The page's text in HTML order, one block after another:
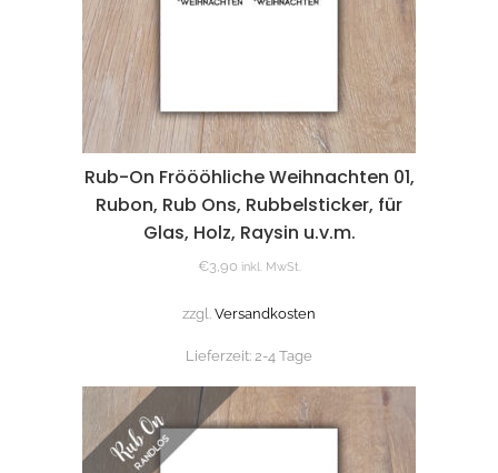
Rub-On Fröööhliche Weihnachten 01,
Rubon, Rub Ons, Rubbelsticker, für
Glas, Holz, Raysin u.v.m.
€3,90 inkl. MwSt.
zzgl. Versandkosten
Lieferzeit: 2-4 Tage